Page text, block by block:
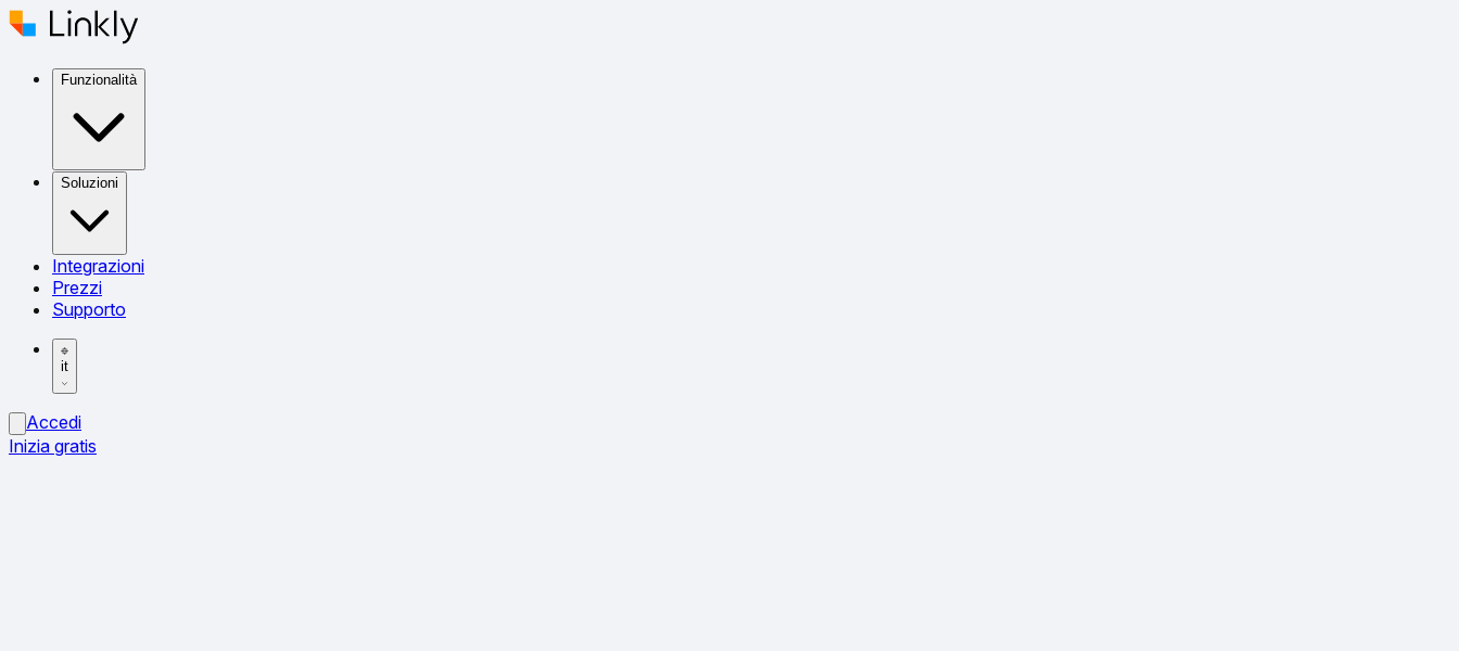
Funzionalità
Soluzioni
Integrazioni
Prezzi
Supporto
it
Accedi
Inizia gratis